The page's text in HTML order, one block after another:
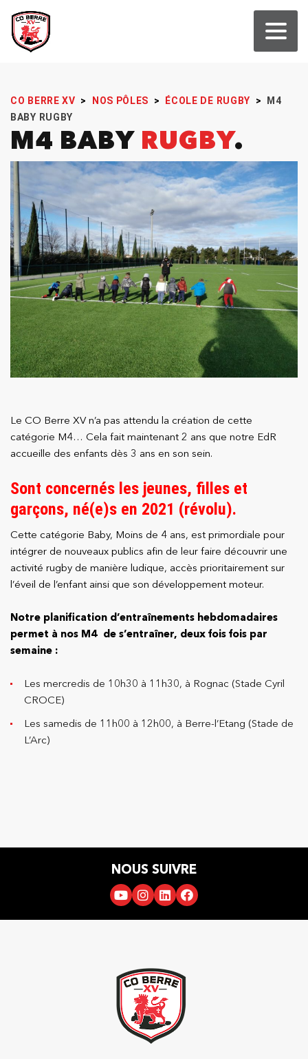
CO BERRE XV > NOS PÔLES > ÉCOLE DE RUGBY >
M4
BABY RUGBY
M4 BABY RUGBY
Le CO Berre XV n’a pas attendu la création de cette
catégorie M4… Cela fait maintenant 2 ans que notre EdR
accueille des enfants dès 3 ans en son sein.
Sont concernés les jeunes, filles et
garçons, né(e)s en 2021 (révolu).
Cette catégorie Baby, Moins de 4 ans, est primordiale pour
intégrer de nouveaux publics afin de leur faire découvrir une
activité rugby de manière ludique, accès prioritairement sur
l’éveil de l’enfant ainsi que son développement moteur.
Notre planification d’entraînements hebdomadaires
permet à nos M4 de s’entraîner, deux fois fois par
semaine :
Les mercredis de 10h30 à 11h30, à Rognac (Stade Cyril
CROCE)
Les samedis de 11h00 à 12h00, à Berre-l’Etang (Stade de
L’Arc)
NOUS SUIVRE